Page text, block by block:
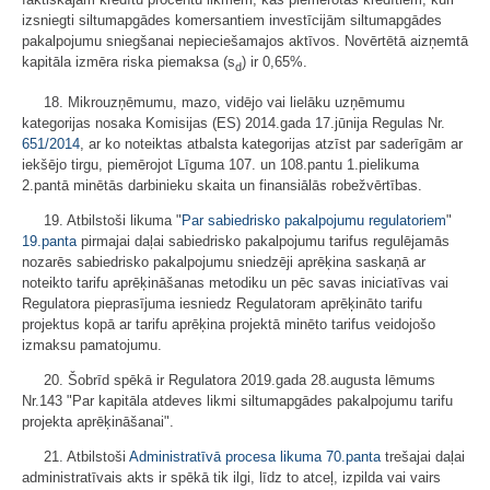
izsniegti siltumapgādes komersantiem investīcijām siltumapgādes
pakalpojumu sniegšanai nepieciešamajos aktīvos. Novērtētā aizņemtā
kapitāla izmēra riska piemaksa (sd) ir 0,65%.
18. Mikrouzņēmumu, mazo, vidējo vai lielāku uzņēmumu
kategorijas nosaka Komisijas (ES) 2014.gada 17.jūnija Regulas Nr.
651/2014 , ar ko noteiktas atbalsta kategorijas atzīst par saderīgām ar
iekšējo tirgu, piemērojot Līguma 107. un 108.pantu 1.pielikuma
2.pantā minētās darbinieku skaita un finansiālās robežvērtības.
19. Atbilstoši likuma "Par sabiedrisko pakalpojumu regulatoriem"
19.panta pirmajai daļai sabiedrisko pakalpojumu tarifus regulējamās
nozarēs sabiedrisko pakalpojumu sniedzēji aprēķina saskaņā ar
noteikto tarifu aprēķināšanas metodiku un pēc savas iniciatīvas vai
Regulatora pieprasījuma iesniedz Regulatoram aprēķināto tarifu
projektus kopā ar tarifu aprēķina projektā minēto tarifus veidojošo
izmaksu pamatojumu.
20. Šobrīd spēkā ir Regulatora 2019.gada 28.augusta lēmums
Nr.143 "Par kapitāla atdeves likmi siltumapgādes pakalpojumu tarifu
projekta aprēķināšanai".
21. Atbilstoši Administratīvā procesa likuma 70.panta trešajai daļai
administratīvais akts ir spēkā tik ilgi, līdz to atceļ, izpilda vai vairs